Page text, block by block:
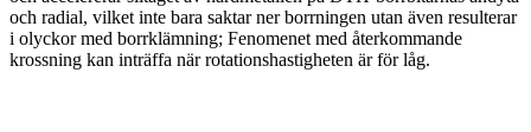
och radial, vilket inte bara saktar ner borrningen utan även resulterar
i olyckor med borrklämning; Fenomenet med återkommande
krossning kan inträffa när rotationshastigheten är för låg.